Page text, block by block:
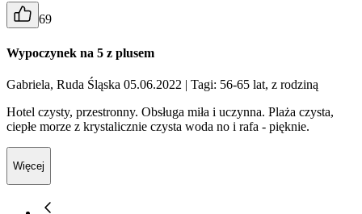
69
Wypoczynek na 5 z plusem
Gabriela, Ruda Śląska 05.06.2022 | Tagi: 56-65 lat, z rodziną
Hotel czysty, przestronny. Obsługa miła i uczynna. Plaża czysta,
ciepłe morze z krystalicznie czysta woda no i rafa - pięknie.
Więcej